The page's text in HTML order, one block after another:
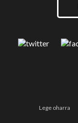
Lege oharra